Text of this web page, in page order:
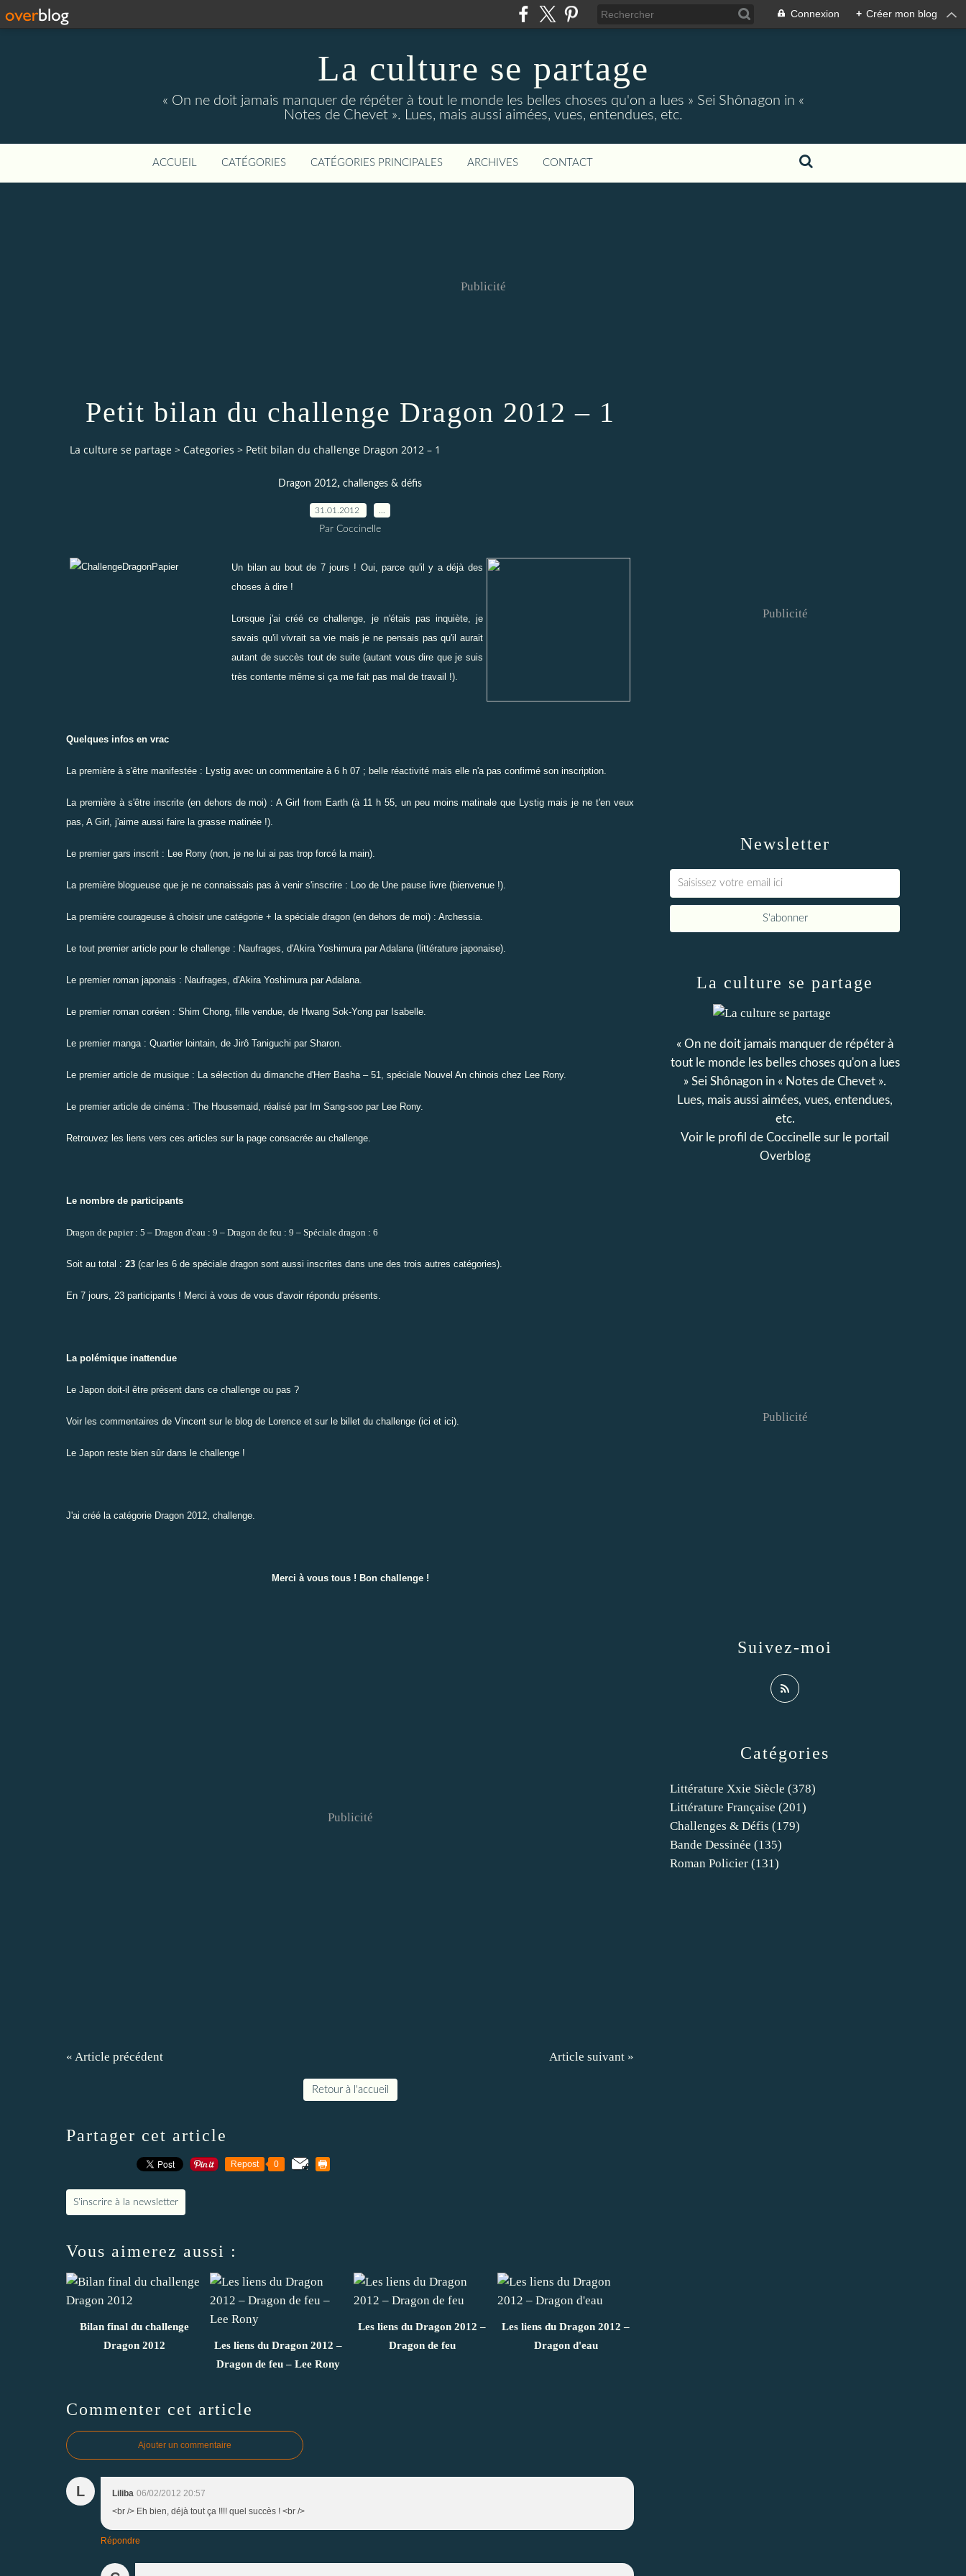
Connexion + Créer mon blog
La culture se partage
« On ne doit jamais manquer de répéter à tout le monde les belles choses qu'on a lues » Sei Shônagon in «
Notes de Chevet ». Lues, mais aussi aimées, vues, entendues, etc.
ACCUEIL CATÉGORIES CATÉGORIES PRINCIPALES ARCHIVES CONTACT
Publicité
Petit bilan du challenge Dragon 2012 – 1
La culture se partage > Categories > Petit bilan du challenge Dragon 2012 – 1
Dragon 2012, challenges & défis
31.01.2012
Par Coccinelle
Un bilan au bout de 7 jours ! Oui, parce qu'il y a déjà des
choses à dire !
Lorsque j'ai créé ce challenge, je n'étais pas inquiète, je
savais qu'il vivrait sa vie mais je ne pensais pas qu'il aurait
autant de succès tout de suite (autant vous dire que je suis
très contente même si ça me fait pas mal de travail !).
Quelques infos en vrac
La première à s'être manifestée : Lystig avec un commentaire à 6 h 07 ; belle réactivité mais elle n'a pas confirmé son inscription.
La première à s'être inscrite (en dehors de moi) : A Girl from Earth (à 11 h 55, un peu moins matinale que Lystig mais je ne t'en veux
pas, A Girl, j'aime aussi faire la grasse matinée !).
Le premier gars inscrit : Lee Rony (non, je ne lui ai pas trop forcé la main).
La première blogueuse que je ne connaissais pas à venir s'inscrire : Loo de Une pause livre (bienvenue !).
La première courageuse à choisir une catégorie + la spéciale dragon (en dehors de moi) : Archessia.
Le tout premier article pour le challenge : Naufrages, d'Akira Yoshimura par Adalana (littérature japonaise).
Le premier roman japonais : Naufrages, d'Akira Yoshimura par Adalana.
Le premier roman coréen : Shim Chong, fille vendue, de Hwang Sok-Yong par Isabelle.
Le premier manga : Quartier lointain, de Jirô Taniguchi par Sharon.
Le premier article de musique : La sélection du dimanche d'Herr Basha – 51, spéciale Nouvel An chinois chez Lee Rony.
Le premier article de cinéma : The Housemaid, réalisé par Im Sang-soo par Lee Rony.
Retrouvez les liens vers ces articles sur la page consacrée au challenge
Le nombre de participants
Dragon de papier : 5 – Dragon d'eau : 9 – Dragon de feu : 9 – Spéciale dragon : 6
Soit au total : 23 (car les 6 de spéciale dragon sont aussi inscrites dans une des trois autres catégories).
En 7 jours, 23 participants ! Merci à vous de vous d'avoir répondu présents.
La polémique inattendue
Le Japon doit-il être présent dans ce challenge ou pas ?
Voir les commentaires de Vincent sur le blog de Lorence et sur le billet du challenge (ici et ici).
Le Japon reste bien sûr dans le challenge !
J'ai créé la catégorie Dragon 2012, challenge
Merci à vous tous ! Bon challenge !
Publicité
« Article précédent Article suivant »
Retour à l'accueil
Partager cet article
Repost 0
S'inscrire à la newsletter
Vous aimerez aussi :
Bilan final du challenge
Dragon 2012
Les liens du Dragon 2012 –
Dragon de feu – Lee Rony
Les liens du Dragon 2012 –
Dragon de feu
Les liens du Dragon 2012 –
Dragon d'eau
Commenter cet article
Ajouter un commentaire
L Liliba 06/02/2012 20:57
<br /> Eh bien, déjà tout ça !!!! quel succès ! <br />
Répondre
Newsletter
Publicité
Catégories
Littérature Xxie Siècle (378)
Littérature Française (201)
Challenges & Défis (179)
Bande Dessinée (135)
Roman Policier (131)
La culture se partage
« On ne doit jamais manquer de répéter à
tout le monde les belles choses qu'on a lues
» Sei Shônagon in « Notes de Chevet ».
Lues, mais aussi aimées, vues, entendues,
etc.
Voir le profil de Coccinelle sur le portail
Overblog
Suivez-moi
Publicité